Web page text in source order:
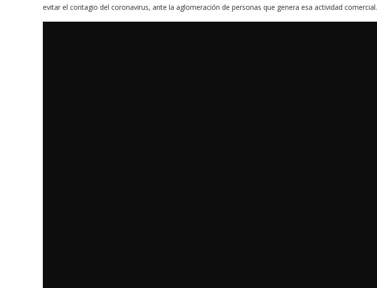
evitar el contagio del coronavirus, ante la aglomeración de personas que genera esa actividad comercial.